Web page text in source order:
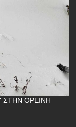
ΣΤΗΝ ΟΡΕΙΝΉ